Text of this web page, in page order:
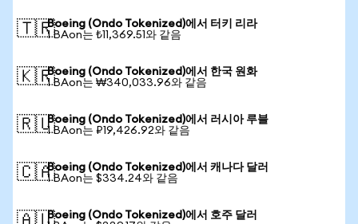
🇹🇷Boeing (Ondo Tokenized)에서 터키 리라
1 BAon는 ₺11,369.51와 같음
🇰🇷Boeing (Ondo Tokenized)에서 한국 원화
1 BAon는 ₩340,033.96와 같음
🇷🇺Boeing (Ondo Tokenized)에서 러시아 루블
1 BAon는 ₽19,426.92와 같음
🇨🇦Boeing (Ondo Tokenized)에서 캐나다 달러
1 BAon는 $334.24와 같음
Boeing (Ondo Tokenized)에서 호주 달러